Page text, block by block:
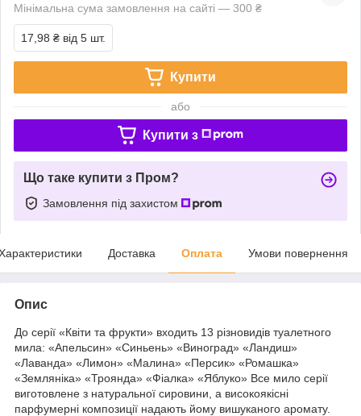
Мінімальна сума замовлення на сайті — 300 ₴
17,98 ₴ від 5 шт.
Купити
або
Купити з
Що таке купити з Пром?
Замовлення під захистом
Доставка Оплата Умови повернення
Опис
До серії «Квіти та фрукти» входить 13 різновидів туалетного
мила: «Апельсин» «Синьень» «Виноград» «Ландиш»
«Лаванда» «Лимон» «Малина» «Персик» «Ромашка»
«Земляніка» «Троянда» «Фіалка» «Яблуко» Все мило серії
виготовлене з натуральної сировини, а високоякісні
парфумерні композиції надають йому вишуканого аромату.